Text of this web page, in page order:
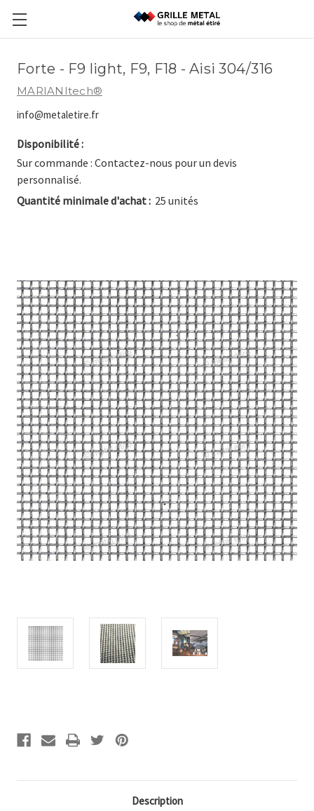
Forte - F9 light, F9, F18 - Aisi 304/316
MARIANItech®
info@metaletire.fr
Disponibilité :
Sur commande : Contactez-nous pour un devis
personnalisé.
Quantité minimale d'achat : 25 unités
Description